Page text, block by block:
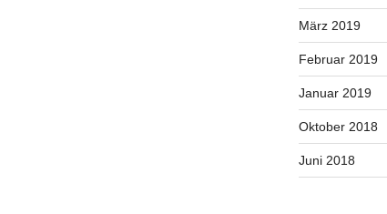
März 2019
Februar 2019
Januar 2019
Oktober 2018
Juni 2018